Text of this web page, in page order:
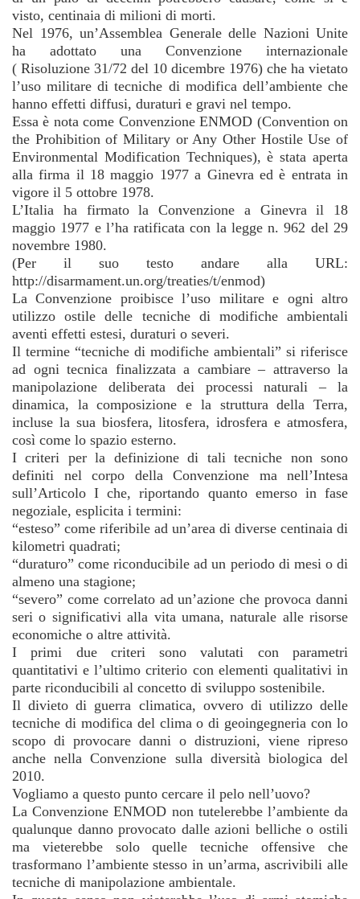
visto, centinaia di milioni di morti.
Nel 1976, un’Assemblea Generale delle Nazioni Unite
ha adottato una Convenzione internazionale
( Risoluzione 31/72 del 10 dicembre 1976) che ha vietato
l’uso militare di tecniche di modifica dell’ambiente che
hanno effetti diffusi, duraturi e gravi nel tempo.
Essa è nota come Convenzione ENMOD (Convention on
the Prohibition of Military or Any Other Hostile Use of
Environmental Modification Techniques), è stata aperta
alla firma il 18 maggio 1977 a Ginevra ed è entrata in
vigore il 5 ottobre 1978.
L’Italia ha firmato la Convenzione a Ginevra il 18
maggio 1977 e l’ha ratificata con la legge n. 962 del 29
novembre 1980.
(Per il suo testo andare alla URL:
http://disarmament.un.org/treaties/t/enmod)
La Convenzione proibisce l’uso militare e ogni altro
utilizzo ostile delle tecniche di modifiche ambientali
aventi effetti estesi, duraturi o severi.
Il termine “tecniche di modifiche ambientali” si riferisce
ad ogni tecnica finalizzata a cambiare – attraverso la
manipolazione deliberata dei processi naturali – la
dinamica, la composizione e la struttura della Terra,
incluse la sua biosfera, litosfera, idrosfera e atmosfera,
così come lo spazio esterno.
I criteri per la definizione di tali tecniche non sono
definiti nel corpo della Convenzione ma nell’Intesa
sull’Articolo I che, riportando quanto emerso in fase
negoziale, esplicita i termini:
“esteso” come riferibile ad un’area di diverse centinaia di
kilometri quadrati;
“duraturo” come riconducibile ad un periodo di mesi o di
almeno una stagione;
“severo” come correlato ad un’azione che provoca danni
seri o significativi alla vita umana, naturale alle risorse
economiche o altre attività.
I primi due criteri sono valutati con parametri
quantitativi e l’ultimo criterio con elementi qualitativi in
parte riconducibili al concetto di sviluppo sostenibile.
Il divieto di guerra climatica, ovvero di utilizzo delle
tecniche di modifica del clima o di geoingegneria con lo
scopo di provocare danni o distruzioni, viene ripreso
anche nella Convenzione sulla diversità biologica del
2010.
Vogliamo a questo punto cercare il pelo nell’uovo?
La Convenzione ENMOD non tutelerebbe l’ambiente da
qualunque danno provocato dalle azioni belliche o ostili
ma vieterebbe solo quelle tecniche offensive che
trasformano l’ambiente stesso in un’arma, ascrivibili alle
tecniche di manipolazione ambientale.